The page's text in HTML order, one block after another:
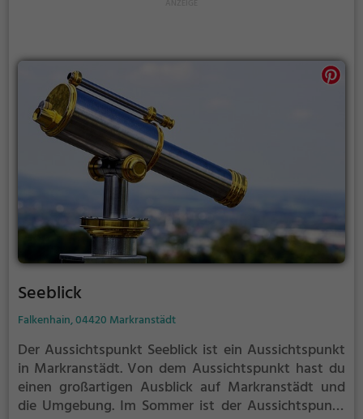
Seeblick
Falkenhain, 04420 Markranstädt
Der Aussichtspunkt Seeblick ist ein Aussichtspunkt
in Markranstädt. Von dem Aussichtspunkt hast du
einen großartigen Ausblick auf Markranstädt und
die Umgebung. Im Sommer ist der Aussichtspunkt